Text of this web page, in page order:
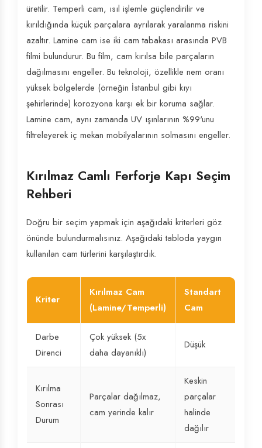
üretilir. Temperli cam, ısıl işlemle güçlendirilir ve
kırıldığında küçük parçalara ayrılarak yaralanma riskini
azaltır. Lamine cam ise iki cam tabakası arasında PVB
filmi bulundurur. Bu film, cam kırılsa bile parçaların
dağılmasını engeller. Bu teknoloji, özellikle nem oranı
yüksek bölgelerde (örneğin İstanbul gibi kıyı
şehirlerinde) korozyona karşı ek bir koruma sağlar.
Lamine cam, aynı zamanda UV ışınlarının %99'unu
filtreleyerek iç mekan mobilyalarının solmasını engeller.
Kırılmaz Camlı Ferforje Kapı Seçim
Rehberi
Doğru bir seçim yapmak için aşağıdaki kriterleri göz
önünde bulundurmalısınız. Aşağıdaki tabloda yaygın
kullanılan cam türlerini karşılaştırdık.
Kriter
Kırılmaz Cam
(Lamine/Temperli)
Standart
Cam
Darbe
Direnci
Çok yüksek (5x
daha dayanıklı)
Düşük
Kırılma
Sonrası
Durum
Parçalar dağılmaz,
cam yerinde kalır
Keskin
parçalar
halinde
dağılır